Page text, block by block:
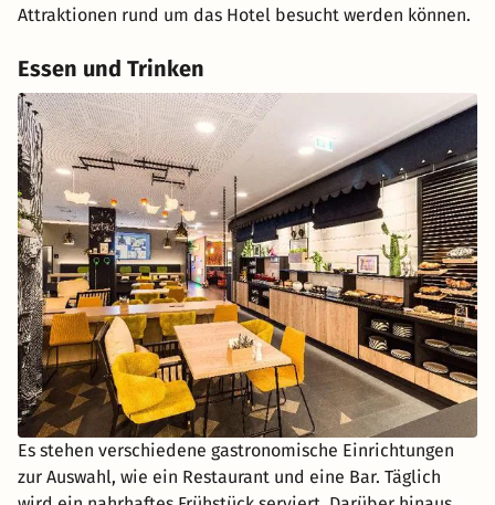
Attraktionen rund um das Hotel besucht werden können.
Essen und Trinken
Es stehen verschiedene gastronomische Einrichtungen
zur Auswahl, wie ein Restaurant und eine Bar. Täglich